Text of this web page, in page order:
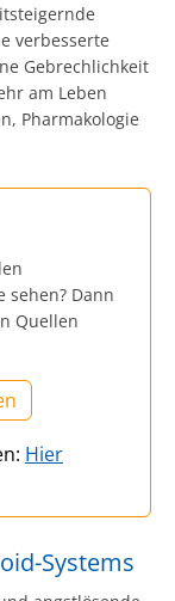
verbesserte
Gebrechlichkeit
am Leben
Pharmakologie
sehen? Dann
Quellen
Hier
Systems